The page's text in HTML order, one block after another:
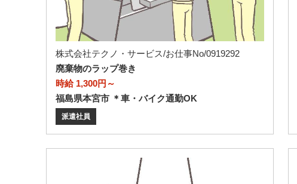
株式会社テクノ・サービス/お仕事No/0919292
廃棄物のラップ巻き
時給 1,300円～
福島県本宮市 ＊車・バイク通勤OK
派遣社員